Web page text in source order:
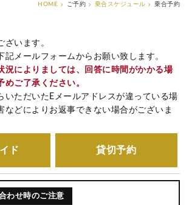
HOME ご予約 乗合スケジュール 乗合予約
ざいます。
記メールフォームからお願い致します。
況によりましては、回答に時間がかかる場
めご了承ください。
いただいたEメールアドレスが違っている場
などによりお返事できない場合がございま
ド 貸切予約
わせ時のご注意